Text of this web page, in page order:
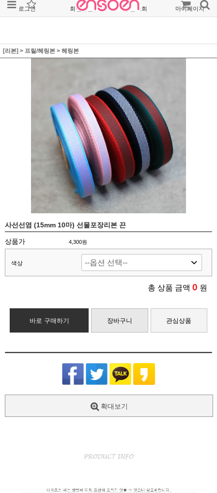
로그인 회원가입 주문조회 마이페이지
[리본] > 프릴/헤링본 > 헤링본
사선선염 (15mm 10마) 선물포장리본 끈
상품가 4,300원
색상
총 상품 금액 0 원
바로 구매하기 장바구니 관심상품
확대보기